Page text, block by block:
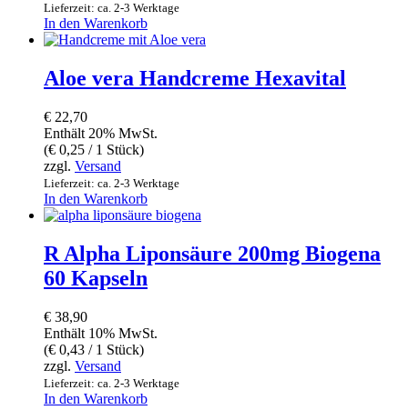
Lieferzeit: ca. 2-3 Werktage
In den Warenkorb
Aloe vera Handcreme Hexavital
€ 22,70
Enthält 20% MwSt.
(€ 0,25 / 1 Stück)
zzgl. Versand
Lieferzeit: ca. 2-3 Werktage
In den Warenkorb
R Alpha Liponsäure 200mg Biogena
60 Kapseln
€ 38,90
Enthält 10% MwSt.
(€ 0,43 / 1 Stück)
zzgl. Versand
Lieferzeit: ca. 2-3 Werktage
In den Warenkorb